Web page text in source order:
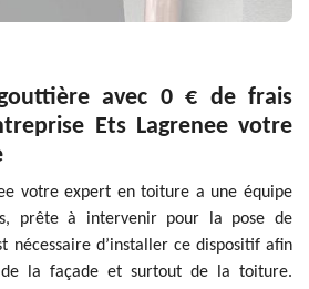
avec 0 € de frais
Ets Lagrenee votre
votre expert en toiture a une équipe
prête à intervenir pour la pose de
nécessaire d’installer ce dispositif afin
de la façade et surtout de la toiture.